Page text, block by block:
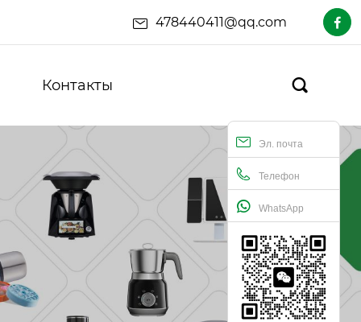
478440411@qq.com 
Контакты 
Эл. почта
Телефон
WhatsApp